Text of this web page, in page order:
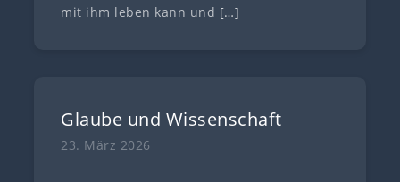
mit ihm leben kann und […]
Glaube und Wissenschaft
23. März 2026